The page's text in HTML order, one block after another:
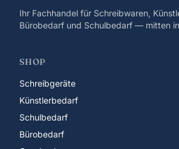
Ihr Fachhandel für Schreibwaren,
Bürobedarf und Schulbedarf — mitten
SHOP
Schreibgeräte
Künstlerbedarf
Schulbedarf
Bürobedarf